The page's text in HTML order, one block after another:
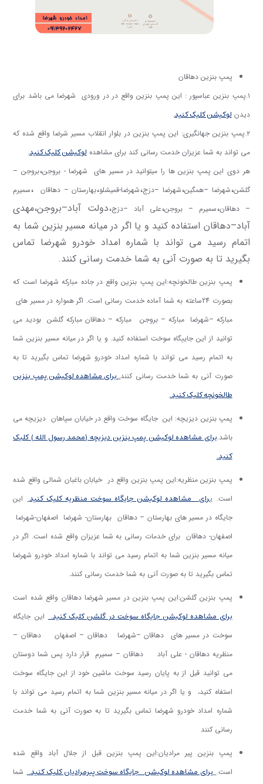
پمپ بنزین دهاقان
۱.پمپ بنزین عباسپور : این پمپ بنزین واقع در در ورودی شهرضا می باشد برای
دیدن لوکیشن کلیک کنید.
۲.پمپ بنزین جهانگیری: این پمپ بنزین در بلوار انقلاب مسیر شرضا واقع شده که
می تواند به شما عزیزان خدمت رسانی کند برای مشاهده لوکیشن کلیک کنید.
هر دوی این پمپ بنزین ها را میتوانید در مسیر های شهرضا - بروجن،بروجن –
گلشن،شهرضا –همگین،شهرضا –دزج،شهرضا-قمیشلو،بهارستان – دهاقان ،سمیرم
– دهاقان،سمیرم – بروجن،علی آباد –دزج،دولت آباد–بروجن،مهدی
آباد–دهاقان استفاده کنید و یا اگر در میانه مسیر بنزین شما به
اتمام رسید می تواند با شماره امداد خودرو شهرضا تماس
بگیرید تا به صورت آنی به شما خدمت رسانی کنند.
پمپ بنزین طالخونچه:این پمپ بنزین واقع در جاده مبارکه شهرضا است که
بصورت 24ساعته به شما آماده خدمت رسانی است. اگر همواره در مسیر های
مبارکه –شهرضا مبارکه – بروجن مبارکه – دهاقان مبارکه گلشن بودید می
توانید از این جاییگاه سوخت استفاده کنید. و یا اگر در میانه مسیر بنزین شما
به اتمام رسید می تواند با شماره امداد خودرو شهرضا تماس بگیرید تا به
صورت آنی به شما خدمت رسانی کنند.برای مشاهده لوکیشن پمپ بنزین
طالخونچه کلیک کنید.
پمپ بنزین دیزیچه: این جایگاه سوخت واقع در خیابان سپاهان دیزیچه می
باشد.برای مشاهده لوکیشن پمپ بنزین دیزیچه (محمد رسول الله ) کلیک
کنید.
پمپ بنزین منظریه:این پمپ بنزین واقع در خیابان باغبان شمالی واقع شده
است. برای مشاهده لوکیشن جایگاه سوخت منظریه کلیک کنید. این
جایگاه در مسیر های بهارستان – دهاقان بهارستان- شهرضا اصفهان-شهرضا
اصفهان- دهاقان برای خدمات رسانی به شما عزیزان واقع شده است. اگر در
میانه مسیر بنزین شما به اتمام رسید می تواند با شماره امداد خودرو شهرضا
تماس بگیرید تا به صورت آنی به شما خدمت رسانی کنند.
پمپ بنزین گلشن:این پمپ بنزین در مسیر شهرضا دهاقان واقع شده است
برای مشاهده لوکیشن جایگاه سوخت در گلشن کلیک کنید. این جایگاه
سوخت در مسیر های دهاقان –شهرضا دهاقان – اصفهان دهاقان –
منظریه دهاقان - علی آباد دهاقان – سمیرم قرار دارد پس شما دوستان
می توانید قیل از به پایان رسید سوخت ماشین خود از این جایگاه سوخت
استفاه کنید، و یا اگر در میانه مسیر بنزین شما به اتمام رسید می تواند با
شماره امداد خودرو شهرضا تماس بگیرید تا به صورت آنی به شما خدمت
رسانی کنند
پمپ بنزین پیر مرادیان:این پمپ بنزین قبل از جلال آباد واقع شده
است. برای مشاهده لوکیشن جایگاه سوخت پیرمرادیان کلیک کنید. شما